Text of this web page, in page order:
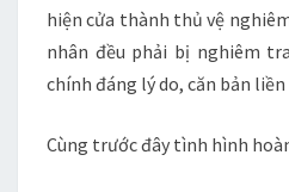
hiện cửa thành thủ vệ
nhân đều phải bị nghiêm
chính đáng lý do, căn bản
Cùng trước đây tình hình